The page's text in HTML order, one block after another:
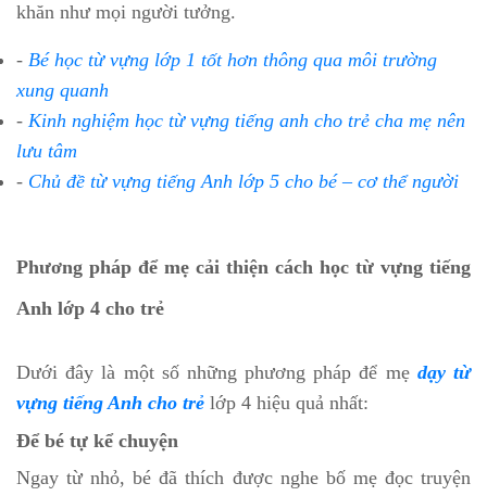
khăn như mọi người tưởng.
- Bé học từ vựng lớp 1 tốt hơn thông qua môi trường
xung quanh
- Kinh nghiệm học từ vựng tiếng anh cho trẻ cha mẹ nên
lưu tâm
- Chủ đề từ vựng tiếng Anh lớp 5 cho bé – cơ thể người
Phương pháp để mẹ cải thiện cách học từ vựng tiếng
Anh lớp 4 cho trẻ
Dưới đây là một số những phương pháp để mẹ dạy từ
vựng tiếng Anh cho trẻ lớp 4 hiệu quả nhất:
Để bé tự kể chuyện
Ngay từ nhỏ, bé đã thích được nghe bố mẹ đọc truyện